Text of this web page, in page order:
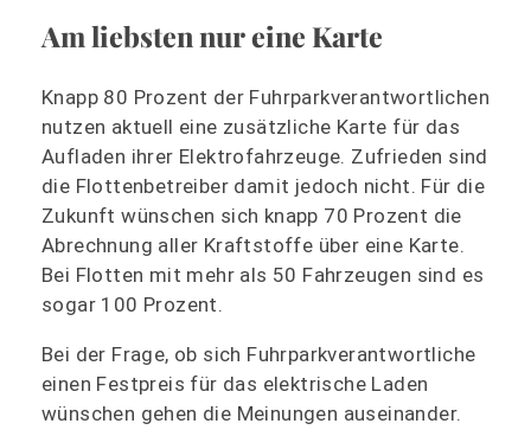
Am liebsten nur eine Karte
Knapp 80 Prozent der Fuhrparkverantwortlichen
nutzen aktuell eine zusätzliche Karte für das
Aufladen ihrer Elektrofahrzeuge. Zufrieden sind
die Flottenbetreiber damit jedoch nicht. Für die
Zukunft wünschen sich knapp 70 Prozent die
Abrechnung aller Kraftstoffe über eine Karte.
Bei Flotten mit mehr als 50 Fahrzeugen sind es
sogar 100 Prozent.
Bei der Frage, ob sich Fuhrparkverantwortliche
einen Festpreis für das elektrische Laden
wünschen gehen die Meinungen auseinander.